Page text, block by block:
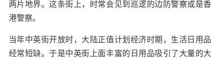
两片地界。这条街上，时常会见到巡逻的边防警察或是香
港警察。
当年中英街开放时，大陆正值计划经济时期，生活日用品
经常短缺。于是中英街上面丰富的日用品吸引了大量的大